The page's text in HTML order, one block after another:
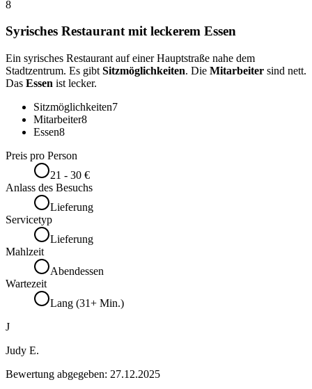
8
Syrisches Restaurant mit leckerem Essen
Ein syrisches Restaurant auf einer Hauptstraße nahe dem
Stadtzentrum. Es gibt Sitzmöglichkeiten. Die Mitarbeiter sind nett.
Das Essen ist lecker.
Sitzmöglichkeiten7
Mitarbeiter8
Essen8
Preis pro Person
21 - 30 €
Anlass des Besuchs
Lieferung
Servicetyp
Lieferung
Mahlzeit
Abendessen
Wartezeit
Lang (31+ Min.)
J
Judy E.
Bewertung abgegeben: 27.12.2025